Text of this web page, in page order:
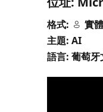
格式: 實
主題: AI
語言: 葡萄牙